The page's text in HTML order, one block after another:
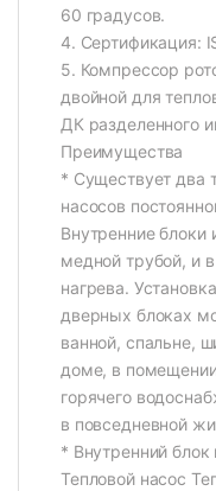
60 градусов.
4. Сертификация:
5. Компрессор
двойной для
ДК разделенного
Преимущества
* Существует два
насосов
Внутренние
медной трубой, и
нагрева.
дверных блоках
ванной, спальне,
доме, в
горячего
в повседневной
* Внутренний блок
Тепловой насос